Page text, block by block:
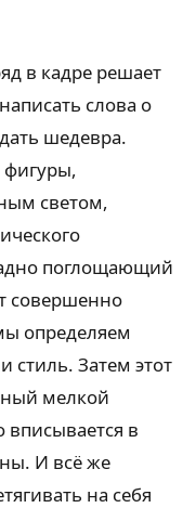
в кадре решает
слова о
шедевра.
фигуры,
светом,
поглощающий
совершенно
определяем
стиль. Затем этот
мелкой
в
И всё же
на себя